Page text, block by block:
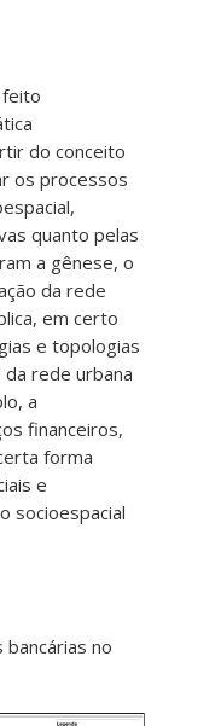
do conceito
os processos
quanto pelas
a gênese, o
da rede
em certo
e topologias
rede urbana
a
financeiros,
forma
e
socioespacial
bancárias no